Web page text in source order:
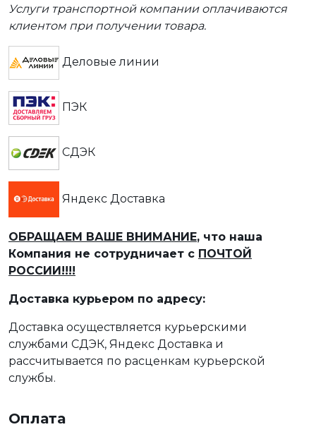
Услуги транспортной компании оплачиваются
клиентом при получении товара.
Деловые линии
ПЭК
СДЭК
Яндекс Доставка
ОБРАЩАЕМ ВАШЕ ВНИМАНИЕ, что наша
Компания не сотрудничает с ПОЧТОЙ
РОССИИ!!!!
Доставка курьером по адресу:
Доставка осуществляется курьерскими
службами СДЭК, Яндекс Доставка и
рассчитывается по расценкам курьерской
службы.
Оплата